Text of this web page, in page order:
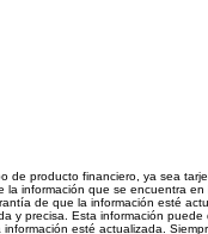
de producto financiero, ya sea
información que se encuentra
de que la información esté
y precisa. Esta información
esté actualizada.